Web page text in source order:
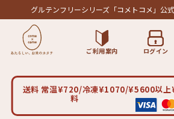
グルテンフリーシリーズ「コメトコメ」公
ご利用案内 ログイン
送料 常温¥720/冷凍¥1070/¥5600以
料